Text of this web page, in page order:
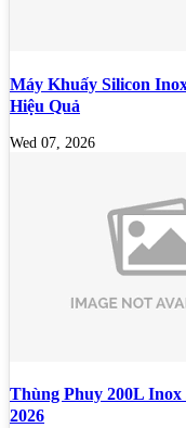
Máy Khuấy Silicon
Hiệu Quả
Wed 07, 2026
Thùng Phuy 200L
2026